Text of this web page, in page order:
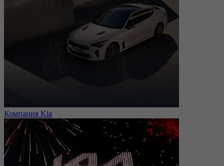
Компания Kia